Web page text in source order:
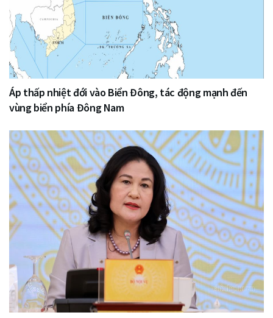
Áp thấp nhiệt đới vào Biển Đông, tác động mạnh đến
vùng biển phía Đông Nam